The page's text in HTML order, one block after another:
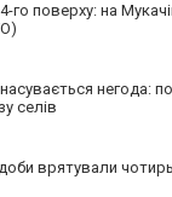
го поверху: на
негода:
селів
доби врятували